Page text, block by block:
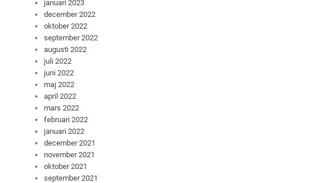
januari 2023
december 2022
oktober 2022
september 2022
augusti 2022
juli 2022
juni 2022
maj 2022
april 2022
mars 2022
februari 2022
januari 2022
december 2021
november 2021
oktober 2021
september 2021